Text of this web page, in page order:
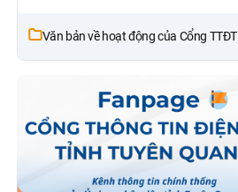
Văn bản về hoạt động của Cổng TTĐT